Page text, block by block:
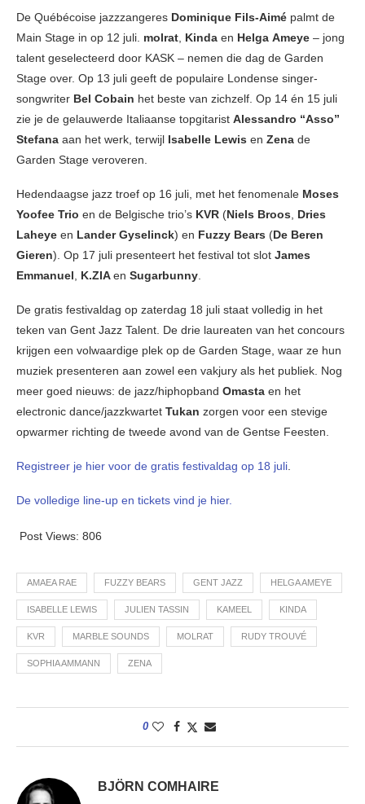
De Québécoise jazzzangeres Dominique Fils-Aimé palmt de
Main Stage in op 12 juli. molrat Kinda en Helga Ameye – jong
talent geselecteerd door KASK – nemen die dag de Garden
Stage over. Op 13 juli geeft de populaire Londense singer-
songwriter Bel Cobain het beste van zichzelf. Op 14 én 15 juli
zie je de gelauwerde Italiaanse topgitarist Alessandro “Asso”
Stefana aan het werk, terwijl Isabelle Lewis en Zena de
Garden Stage veroveren.
Hedendaagse jazz troef op 16 juli, met het fenomenale Moses
Yoofee Trio en de Belgische trio’s KVR (Niels Broos
Dries
Laheye en Lander Gyselinck) en Fuzzy Bears (De Beren
Gieren). Op 17 juli presenteert het festival tot slot James
Emmanuel
K.ZIAen Sugarbunny
De gratis festivaldag op zaterdag 18 juli staat volledig in het
teken van Gent Jazz Talent. De drie laureaten van het concours
krijgen een volwaardige plek op de Garden Stage, waar ze hun
muziek presenteren aan zowel een vakjury als het publiek. Nog
meer goed nieuws: de jazz/hiphopband Omasta en het
electronic dance/jazzkwartet Tukan zorgen voor een stevige
opwarmer richting de tweede avond van de Gentse Feesten.
Registreer je hier voor de gratis festivaldag op 18 juli
De volledige line-up en tickets vind je hier.
Post Views: 806
AMAEA RAE FUZZY BEARS GENT JAZZ HELGA AMEYE
ISABELLE LEWIS JULIEN TASSIN KAMEEL KINDA
KVR MARBLE SOUNDS MOLRAT RUDY TROUVÉ
SOPHIA AMMANN ZENA
0
BJÖRN COMHAIRE